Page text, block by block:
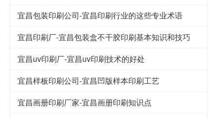
宜昌包装印刷公司-宜昌印刷行业的这些专业术语
宜昌印刷厂-宜昌包装盒不干胶印刷基本知识和技巧
宜昌uv印刷厂-宜昌uv印刷技术的好处
宜昌样板印刷公司-宜昌凹版样本印刷工艺
宜昌画册印刷厂家-宜昌画册印刷知识点